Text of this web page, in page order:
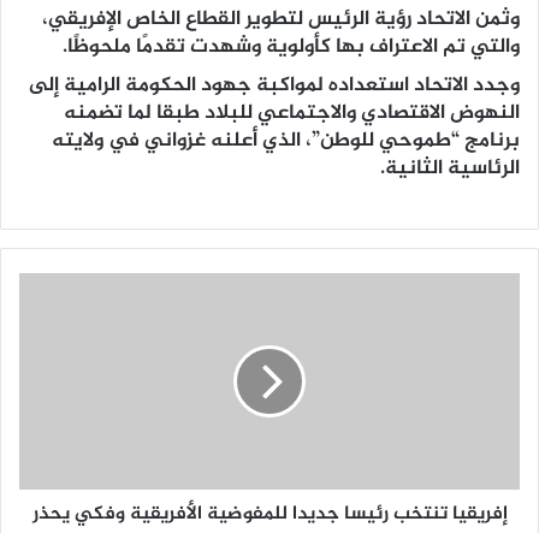
وثمن الاتحاد رؤية الرئيس لتطوير القطاع الخاص الإفريقي،
والتي تم الاعتراف بها كأولوية وشهدت تقدمًا ملحوظًا.
وجدد الاتحاد استعداده لمواكبة جهود الحكومة الرامية إلى
النهوض الاقتصادي والاجتماعي للبلاد طبقا لما تضمنه
برنامج “طموحي للوطن”، الذي أعلنه غزواني في ولايته
الرئاسية الثانية.
إفريقيا تنتخب رئيسا جديدا للمفوضية الأفريقية وفكي يحذر